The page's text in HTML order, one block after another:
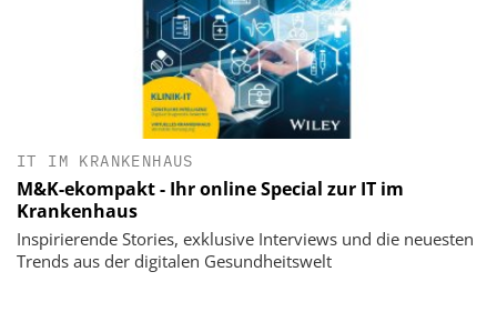
IT IM KRANKENHAUS
M&K-ekompakt - Ihr online Special zur IT im
Krankenhaus
Inspirierende Stories, exklusive Interviews und die neuesten
Trends aus der digitalen Gesundheitswelt